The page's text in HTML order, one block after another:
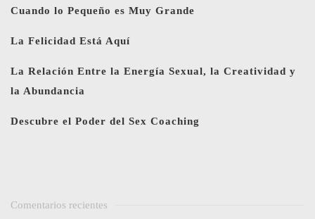
Cuando lo Pequeño es Muy Grande
La Felicidad Está Aquí
La Relación Entre la Energía Sexual, la Creatividad y
la Abundancia
Descubre el Poder del Sex Coaching
Comentarios recientes